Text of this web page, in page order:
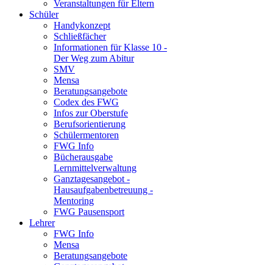
Veranstaltungen für Eltern
Schüler
Handykonzept
Schließfächer
Informationen für Klasse 10 -
Der Weg zum Abitur
SMV
Mensa
Beratungsangebote
Codex des FWG
Infos zur Oberstufe
Berufsorientierung
Schülermentoren
FWG Info
Bücherausgabe
Lernmittelverwaltung
Ganztagesangebot -
Hausaufgabenbetreuung -
Mentoring
FWG Pausensport
Lehrer
FWG Info
Mensa
Beratungsangebote